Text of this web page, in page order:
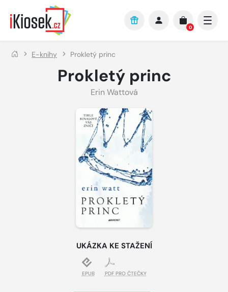
Přejít na hlavní obsah
0
E-knihy Prokletý princ
Prokletý princ
Erin Wattová
UKÁZKA KE STAŽENÍ
EPUB PDF PRO ČTEČKY